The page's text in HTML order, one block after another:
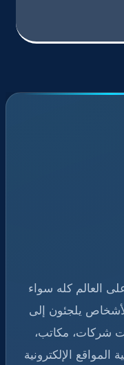
على العالم كله سواء
يلجئون إلى
شركات، مكاتب،
الإلكترونية